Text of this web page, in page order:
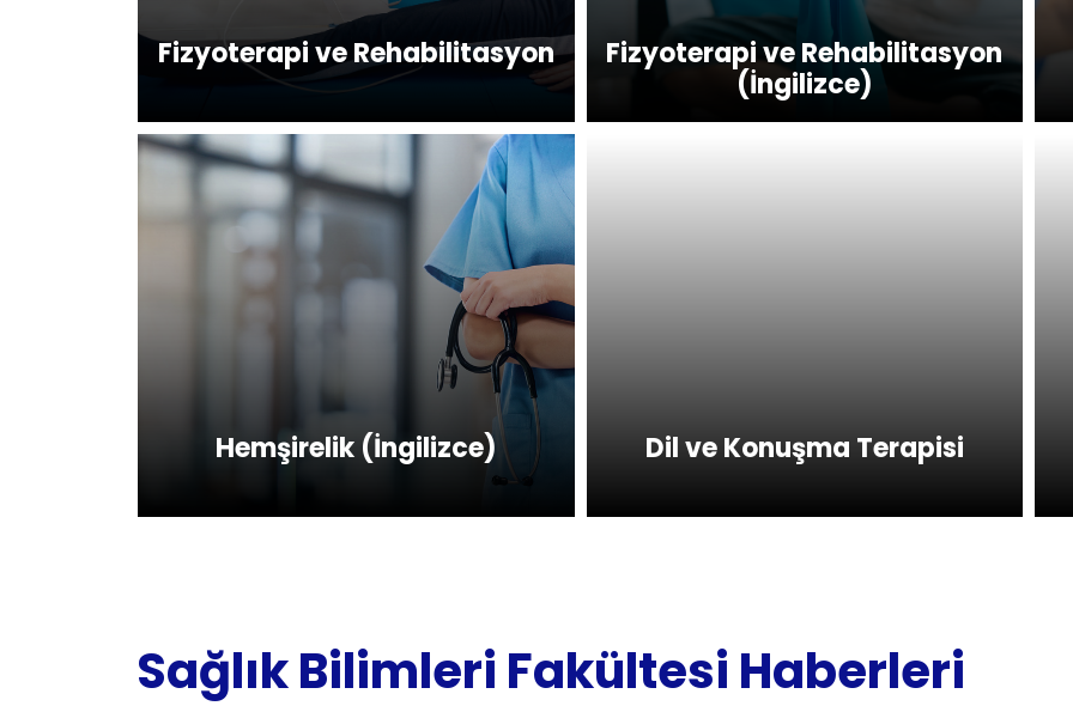
Fizyoterapi ve Rehabilitasyon
Fizyoterapi ve Rehabilitasyon
(İngilizce)
Hemşirelik (İngilizce) Dil ve Konuşma Terapisi
Sağlık Bilimleri Fakültesi Haberleri